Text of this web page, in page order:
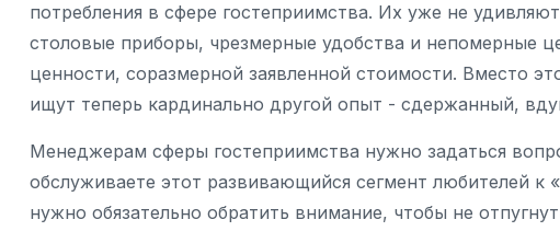
потребления в сфере гостеприимства. Их уже не
столовые приборы, чрезмерные удобства и непомерные
ценности, соразмерной заявленной стоимости. Вместо
ищут теперь кардинально другой опыт - сдержанный,
Менеджерам сферы гостеприимства нужно задаться
обслуживаете этот развивающийся сегмент любителей
нужно обязательно обратить внимание, чтобы не